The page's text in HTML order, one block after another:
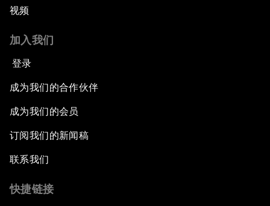
视频
加入我们
登录
成为我们的合作伙伴
成为我们的会员
订阅我们的新闻稿
联系我们
快捷链接